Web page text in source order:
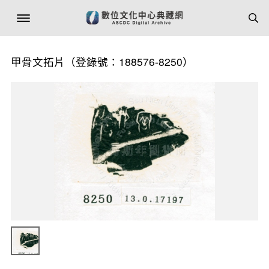
甲骨文拓片（登錄號：188576-8250）